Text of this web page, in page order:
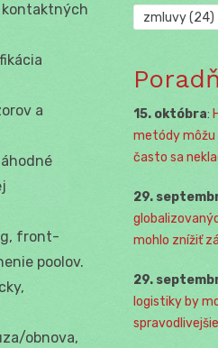
kontaktných
a
front-
poolov.
obnova,
zmluvy(24)
15. októbra:
metódy môžu
často sa
29.
mohlo znížiť
29.
logistiky by